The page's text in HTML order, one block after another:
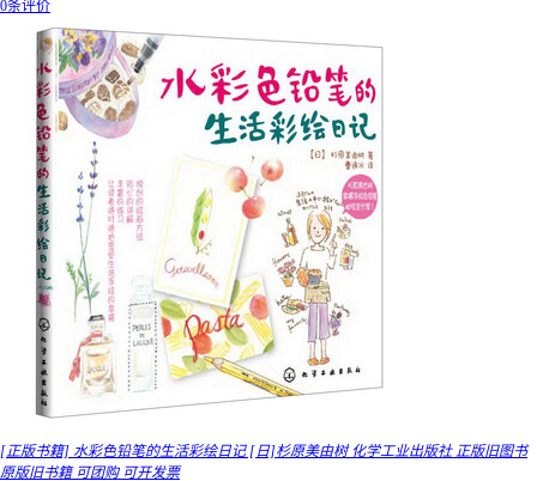
0条评价
[正版书籍] 水彩色铅笔的生活彩绘日记 [日]杉原美由树 化学工业出版社 正版旧图书
原版旧书籍 可团购 可开发票